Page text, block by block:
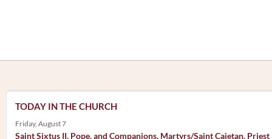
TODAY IN THE CHURCH
Friday, August 7
Saint Sixtus II, Pope, and Companions, Martyrs/Saint Cajetan, Priest